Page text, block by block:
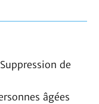
de
âgées